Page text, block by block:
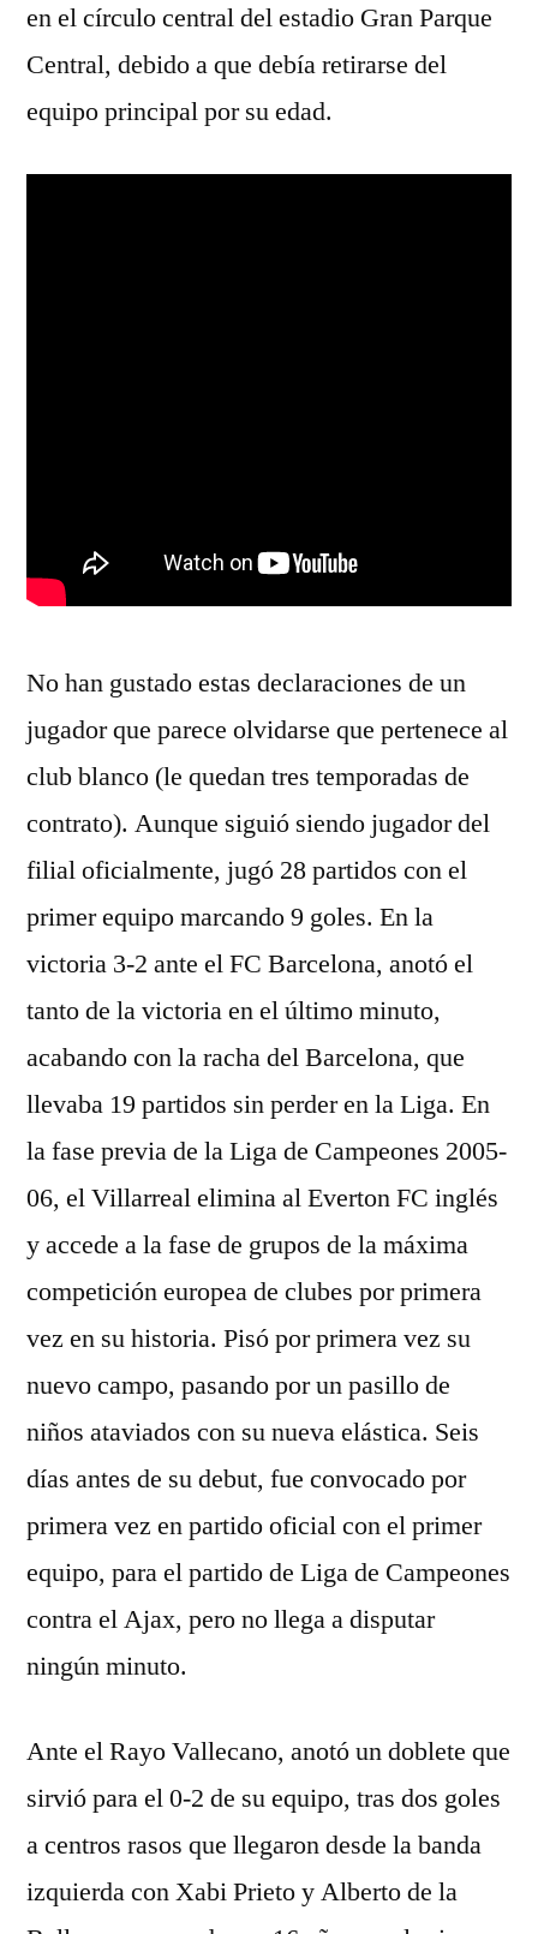
en el círculo central del estadio Gran Parque
Central, debido a que debía retirarse del
equipo principal por su edad.
No han gustado estas declaraciones de un
jugador que parece olvidarse que pertenece al
club blanco (le quedan tres temporadas de
contrato). Aunque siguió siendo jugador del
filial oficialmente, jugó 28 partidos con el
primer equipo marcando 9 goles. En la
victoria 3-2 ante el FC Barcelona, anotó el
tanto de la victoria en el último minuto,
acabando con la racha del Barcelona, que
llevaba 19 partidos sin perder en la Liga. En
la fase previa de la Liga de Campeones 2005-
06, el Villarreal elimina al Everton FC inglés
y accede a la fase de grupos de la máxima
competición europea de clubes por primera
vez en su historia. Pisó por primera vez su
nuevo campo, pasando por un pasillo de
niños ataviados con su nueva elástica. Seis
días antes de su debut, fue convocado por
primera vez en partido oficial con el primer
equipo, para el partido de Liga de Campeones
contra el Ajax, pero no llega a disputar
ningún minuto.
Ante el Rayo Vallecano, anotó un doblete que
sirvió para el 0-2 de su equipo, tras dos goles
a centros rasos que llegaron desde la banda
izquierda con Xabi Prieto y Alberto de la